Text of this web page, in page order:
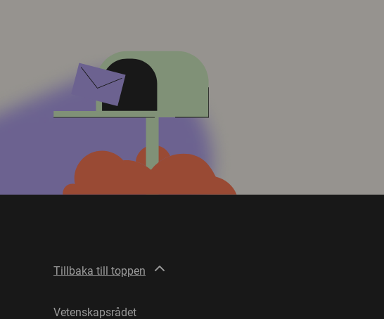
Tillbaka till toppen
Vetenskapsrådet